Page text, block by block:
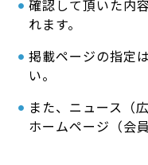
確認して頂いた内
れます。
掲載ページの指定
い。
また、ニュース（
ホームページ（会